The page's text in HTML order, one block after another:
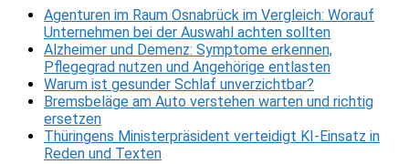
Agenturen im Raum Osnabrück im Vergleich: Worauf
Unternehmen bei der Auswahl achten sollten
Alzheimer und Demenz: Symptome erkennen,
Pflegegrad nutzen und Angehörige entlasten
Warum ist gesunder Schlaf unverzichtbar?
Bremsbeläge am Auto verstehen warten und richtig
ersetzen
Thüringens Ministerpräsident verteidigt KI-Einsatz in
Reden und Texten